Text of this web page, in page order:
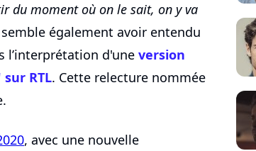
du moment où on le sait, on y va
également avoir entendu
l’interprétation d'une version
RTL. Cette relecture nommée
, avec une nouvelle